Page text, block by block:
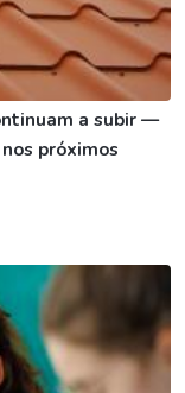
a subir —
próximos